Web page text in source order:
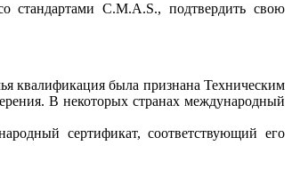
стандартами C.M.A.S., подтвердить свою
квалификация была признана Техническим
В некоторых странах международный
сертификат, соответствующий его